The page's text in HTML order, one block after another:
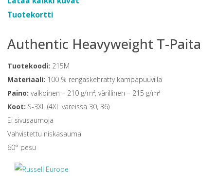
Tuotekortti
Authentic Heavyweight T-Paita
Tuotekoodi: 215M
Materiaali: 100 % rengaskehrätty kampapuuvilla
Paino: valkoinen – 210 g/m², värillinen – 215 g/m²
Koot: S-3XL (4XL väreissä 30, 36)
Ei sivusaumoja
Vahvistettu niskasauma
60° pesu